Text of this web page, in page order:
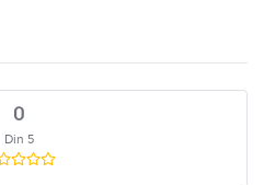
0
Din 5